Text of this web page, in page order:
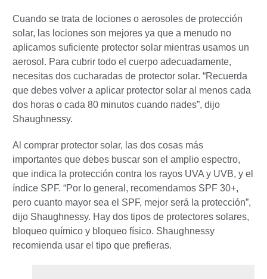
Cuando se trata de lociones o aerosoles de protección
solar, las lociones son mejores ya que a menudo no
aplicamos suficiente protector solar mientras usamos un
aerosol. Para cubrir todo el cuerpo adecuadamente,
necesitas dos cucharadas de protector solar. “Recuerda
que debes volver a aplicar protector solar al menos cada
dos horas o cada 80 minutos cuando nades”, dijo
Shaughnessy.
Al comprar protector solar, las dos cosas más
importantes que debes buscar son el amplio espectro,
que indica la protección contra los rayos UVA y UVB, y el
índice SPF. “Por lo general, recomendamos SPF 30+,
pero cuanto mayor sea el SPF, mejor será la protección”,
dijo Shaughnessy. Hay dos tipos de protectores solares,
bloqueo químico y bloqueo físico. Shaughnessy
recomienda usar el tipo que prefieras.